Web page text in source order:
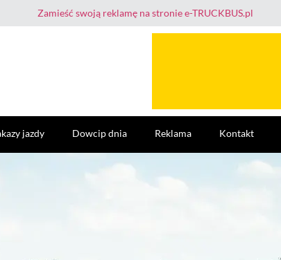
Zamieść swoją reklamę na stronie e-TRUCKBUS.pl
jazdy Dowcip dnia Reklama Kontakt